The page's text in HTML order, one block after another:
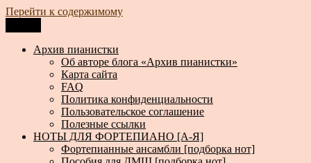
Перейти к содержимому
Архив пианистки
Всё для пианистов: ноты, книги, музыка, статьи…
Архив пианистки
Об авторе блога «Архив пианистки»
Карта сайта
FAQ
Политика конфиденциальности
Пользовательское соглашение
Полезные ссылки
НОТЫ ДЛЯ ФОРТЕПИАНО [А-Я]
Фортепианные ансамбли [подборка нот]